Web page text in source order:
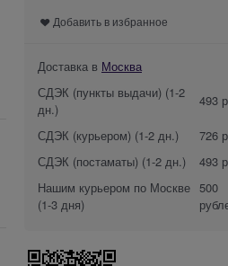
Добавить в избранное
Доставка в Москва
СДЭК (пункты выдачи) (1-2
дн.)
493
СДЭК (курьером) (1-2 дн.)
726
СДЭК (постаматы) (1-2 дн.)
493
Нашим курьером по Москве
(1-3 дня)
500